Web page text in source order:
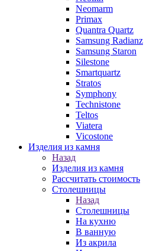
Neomarm
Primax
Quantra Quartz
Samsung Radianz
Samsung Staron
Silestone
Smartquartz
Stratos
Symphony
Technistone
Teltos
Viatera
Vicostone
Изделия из камня
Назад
Изделия из камня
Рассчитать стоимость
Столешницы
Назад
Столешницы
На кухню
В ванную
Из акрила